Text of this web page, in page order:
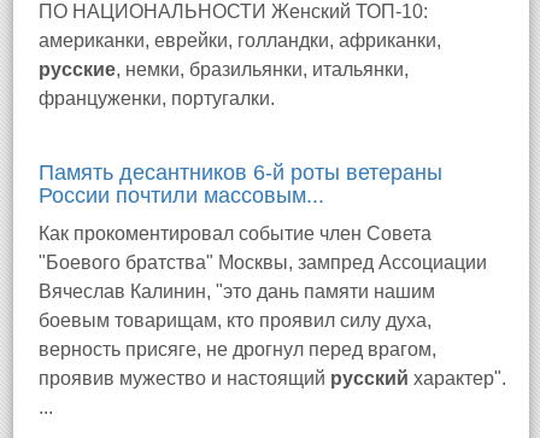
ПО НАЦИОНАЛЬНОСТИ Женский ТОП-10:
американки, еврейки, голландки, африканки,
русские, немки, бразильянки, итальянки,
француженки, португалки.
Память десантников 6-й роты ветераны
России почтили массовым...
Как прокоментировал событие член Совета
"Боевого братства" Москвы, зампред Ассоциации
Вячеслав Калинин, "это дань памяти нашим
боевым товарищам, кто проявил силу духа,
верность присяге, не дрогнул перед врагом,
проявив мужество и настоящий русский характер".
...